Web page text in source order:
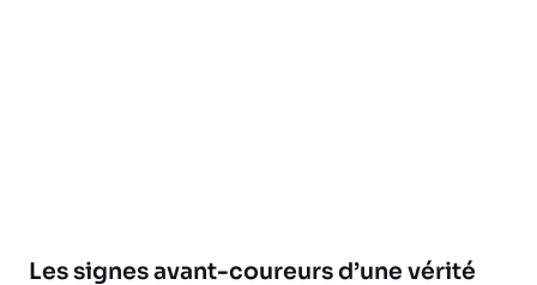
Les signes avant-coureurs d’une vérité